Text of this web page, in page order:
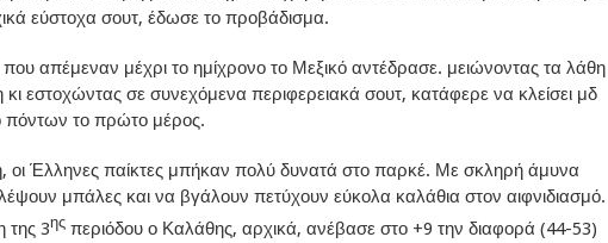
εύστοχα σουτ, έδωσε το προβάδισμα.
απέμεναν μέχρι το ημίχρονο το Μεξικό αντέδρασε. μειώνοντας τα λάθη
κι εστοχώντας σε συνεχόμενα περιφερειακά σουτ, κατάφερε να κλείσει μδ
πόντων το πρώτο μέρος.
οι Έλληνες παίκτες μπήκαν πολύ δυνατά στο παρκέ. Με σκληρή άμυνα
μπάλες και να βγάλουν πετύχουν εύκολα καλάθια στον αιφνιδιασμό.
της 3ηςπεριόδου ο Καλάθης, αρχικά, ανέβασε στο +9 την διαφορά (44-53)